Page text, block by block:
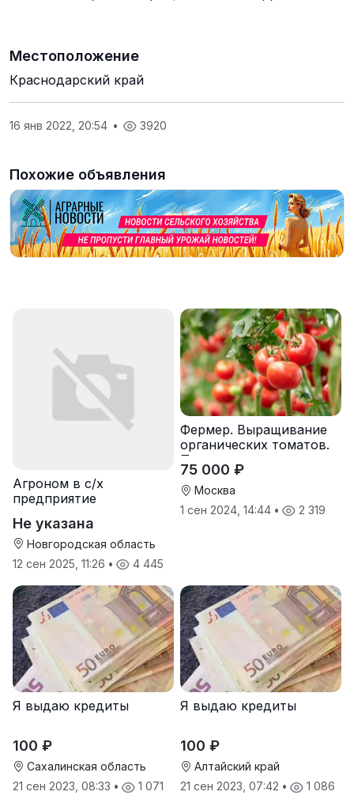
Местоположение
Краснодарский край
16 янв 2022, 20:54 • 3920
Похожие объявления
Агроном в с/х
предприятие
Не указана
Новгородская область
12 сен 2025, 11:26 • 4 445
Фермер. Выращивание
органических томатов.
Предоставляем жилье.
75 000 ₽
Москва
1 сен 2024, 14:44 • 2 319
Я выдаю кредиты
100 ₽
Сахалинская область
21 сен 2023, 08:33 • 1 071
Я выдаю кредиты
100 ₽
Алтайский край
21 сен 2023, 07:42 • 1 086